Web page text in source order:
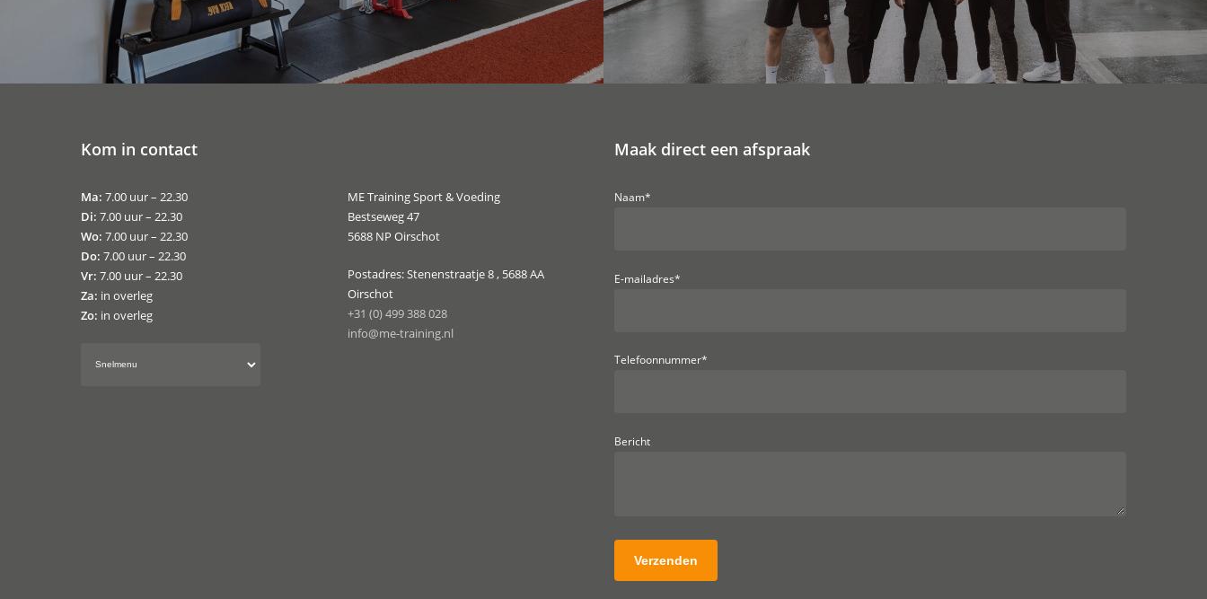
Kom in contact Maak direct een afspraak
Ma: 7.00 uur – 22.30
Di: 7.00 uur – 22.30
Wo: 7.00 uur – 22.30
Do: 7.00 uur – 22.30
Vr: 7.00 uur – 22.30
Za: in overleg
Zo: in overleg
ME Training Sport & Voeding
Bestseweg 47
5688 NP Oirschot
Postadres: Stenenstraatje 8 , 5688 AA
Oirschot
+31 (0) 499 388 028
info@me-training.nl
Naam*
E-mailadres*
Telefoonnummer*
Bericht